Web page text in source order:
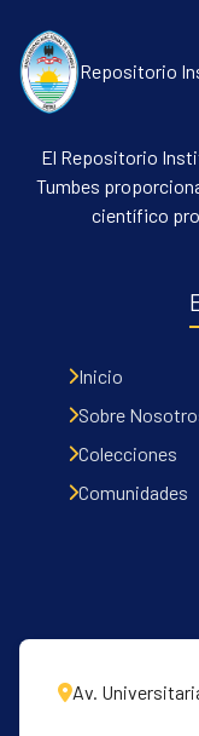
Communities &
All of DSpace
Statistics
Contacto
Repositorio
El Repositorio
Tumbes
científico
Inicio
Sobre
Colecciones
Comunidades
Av.